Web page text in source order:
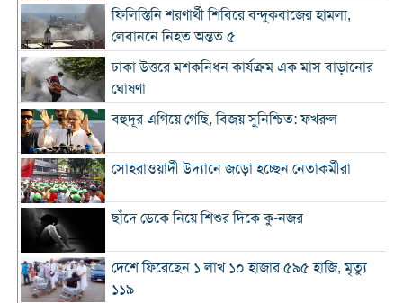
ফিলিস্তিনি শরণার্থী শিবিরে বন্দুকবাজের হামলা,
লেবাননে নিহত অন্তত ৫
ঢাকা উত্তরে মশকনিধন কার্যক্রম এক মাস বাড়ানোর
ঘোষণা
বহুদূর এগিয়ে গেছি, বিজয় সুনিশ্চিত: ফখরুল
সোহরাওয়ার্দী উদ্যানে জড়ো হচ্ছেন নেতাকর্মীরা
ছাঁদে ডেকে নিয়ে শিশুর দিকে কু-নজর
দেশে ফিরেছেন ১ লাখ ১০ হাজার ৫৯৫ হাজি, মৃত্যু
১১৯